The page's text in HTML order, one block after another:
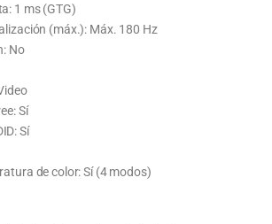
1 ms (GTG)
(máx.): Máx. 180 Hz
No
Sí
Sí
de color: Sí (4 modos)